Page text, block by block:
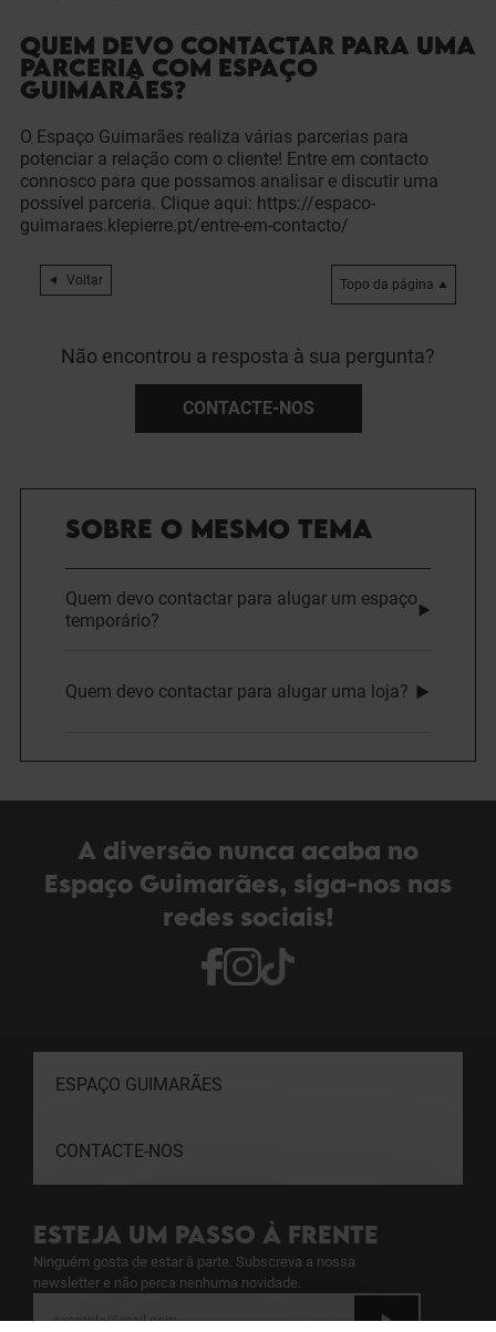
QUEM DEVO CONTACTAR PARA UMA
PARCERIA COM ESPAÇO
GUIMARÃES?
O Espaço Guimarães realiza várias parcerias para
potenciar a relação com o cliente! Entre em contacto
connosco para que possamos analisar e discutir uma
possível parceria. Clique aqui: https://espaco-
guimaraes.klepierre.pt/entre-em-contacto/
Voltar Topo da página
Não encontrou a resposta à sua pergunta?
CONTACTE-NOS
SOBRE O MESMO TEMA
Quem devo contactar para alugar um espaço
temporário?
Quem devo contactar para alugar uma loja?
A diversão nunca acaba no
Espaço Guimarães, siga-nos nas
redes sociais!
ESPAÇO GUIMARÃES
CONTACTE-NOS
ESTEJA UM PASSO À FRENTE
Ninguém gosta de estar à parte. Subscreva a nossa
newsletter e não perca nenhuma novidade.